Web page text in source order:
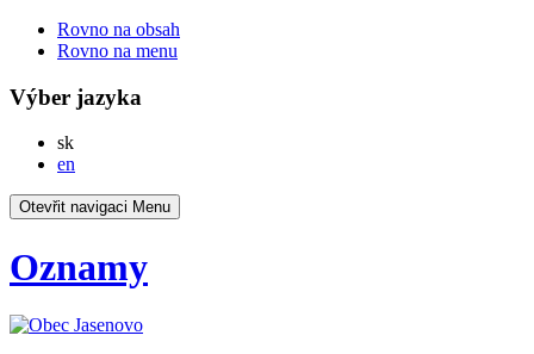
Rovno na obsah
Rovno na menu
Výber jazyka
skSlovensky
en
Otevřit navigaci Menu
Oznamy